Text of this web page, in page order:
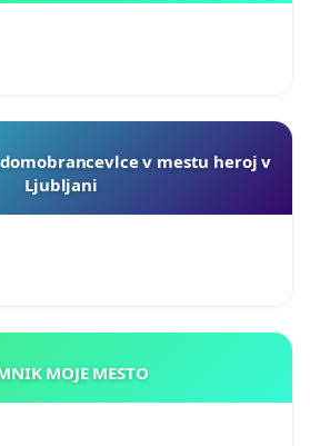
v mestu heroj v
Ljubljani
KAMNIK MOJE MESTO